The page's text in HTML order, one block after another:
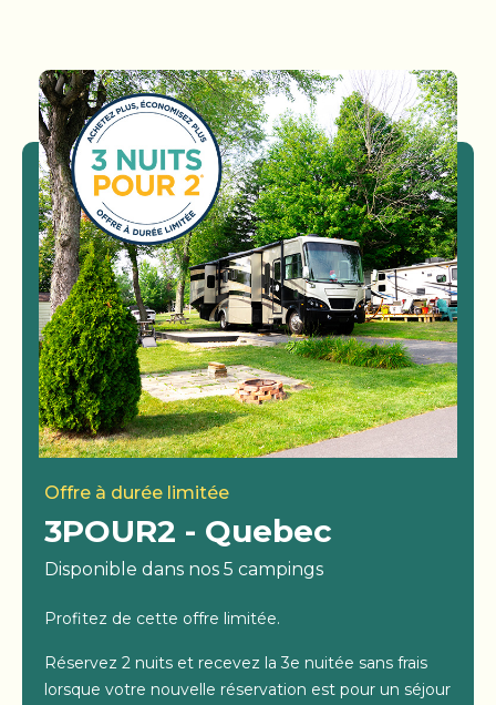
Offre à durée limitée
3POUR2 - Quebec
Disponible dans nos 5 campings
Profitez de cette offre limitée.
Réservez 2 nuits et recevez la 3e nuitée sans frais
lorsque votre nouvelle réservation est pour un séjour